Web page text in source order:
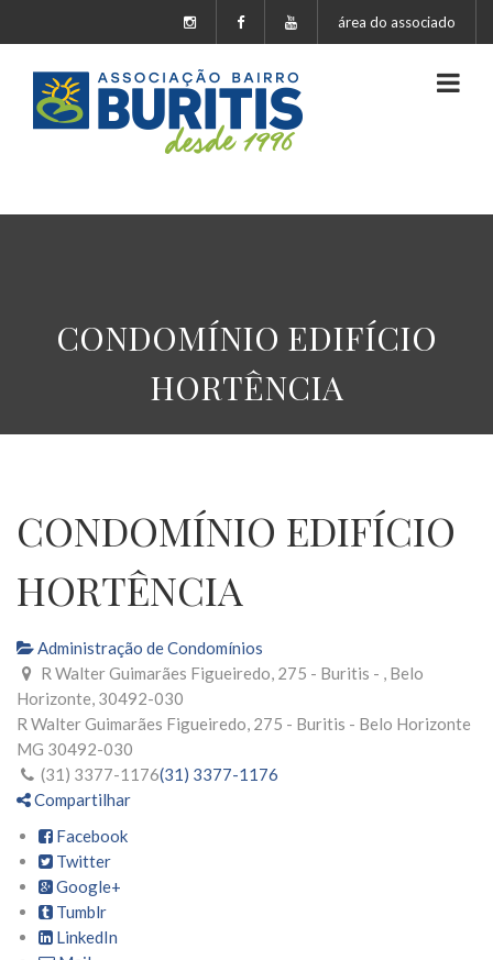
área do associado
CONDOMÍNIO EDIFÍCIO
HORTÊNCIA
CONDOMÍNIO EDIFÍCIO
HORTÊNCIA
Administração de Condomínios
R Walter Guimarães Figueiredo, 275 - Buritis - , Belo
Horizonte, 30492-030
R Walter Guimarães Figueiredo, 275 - Buritis - Belo Horizonte
MG 30492-030
(31) 3377-1176(31) 3377-1176
Compartilhar
Facebook
Twitter
Google+
Tumblr
LinkedIn